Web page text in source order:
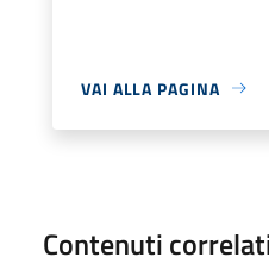
VAI ALLA PAGINA
Contenuti